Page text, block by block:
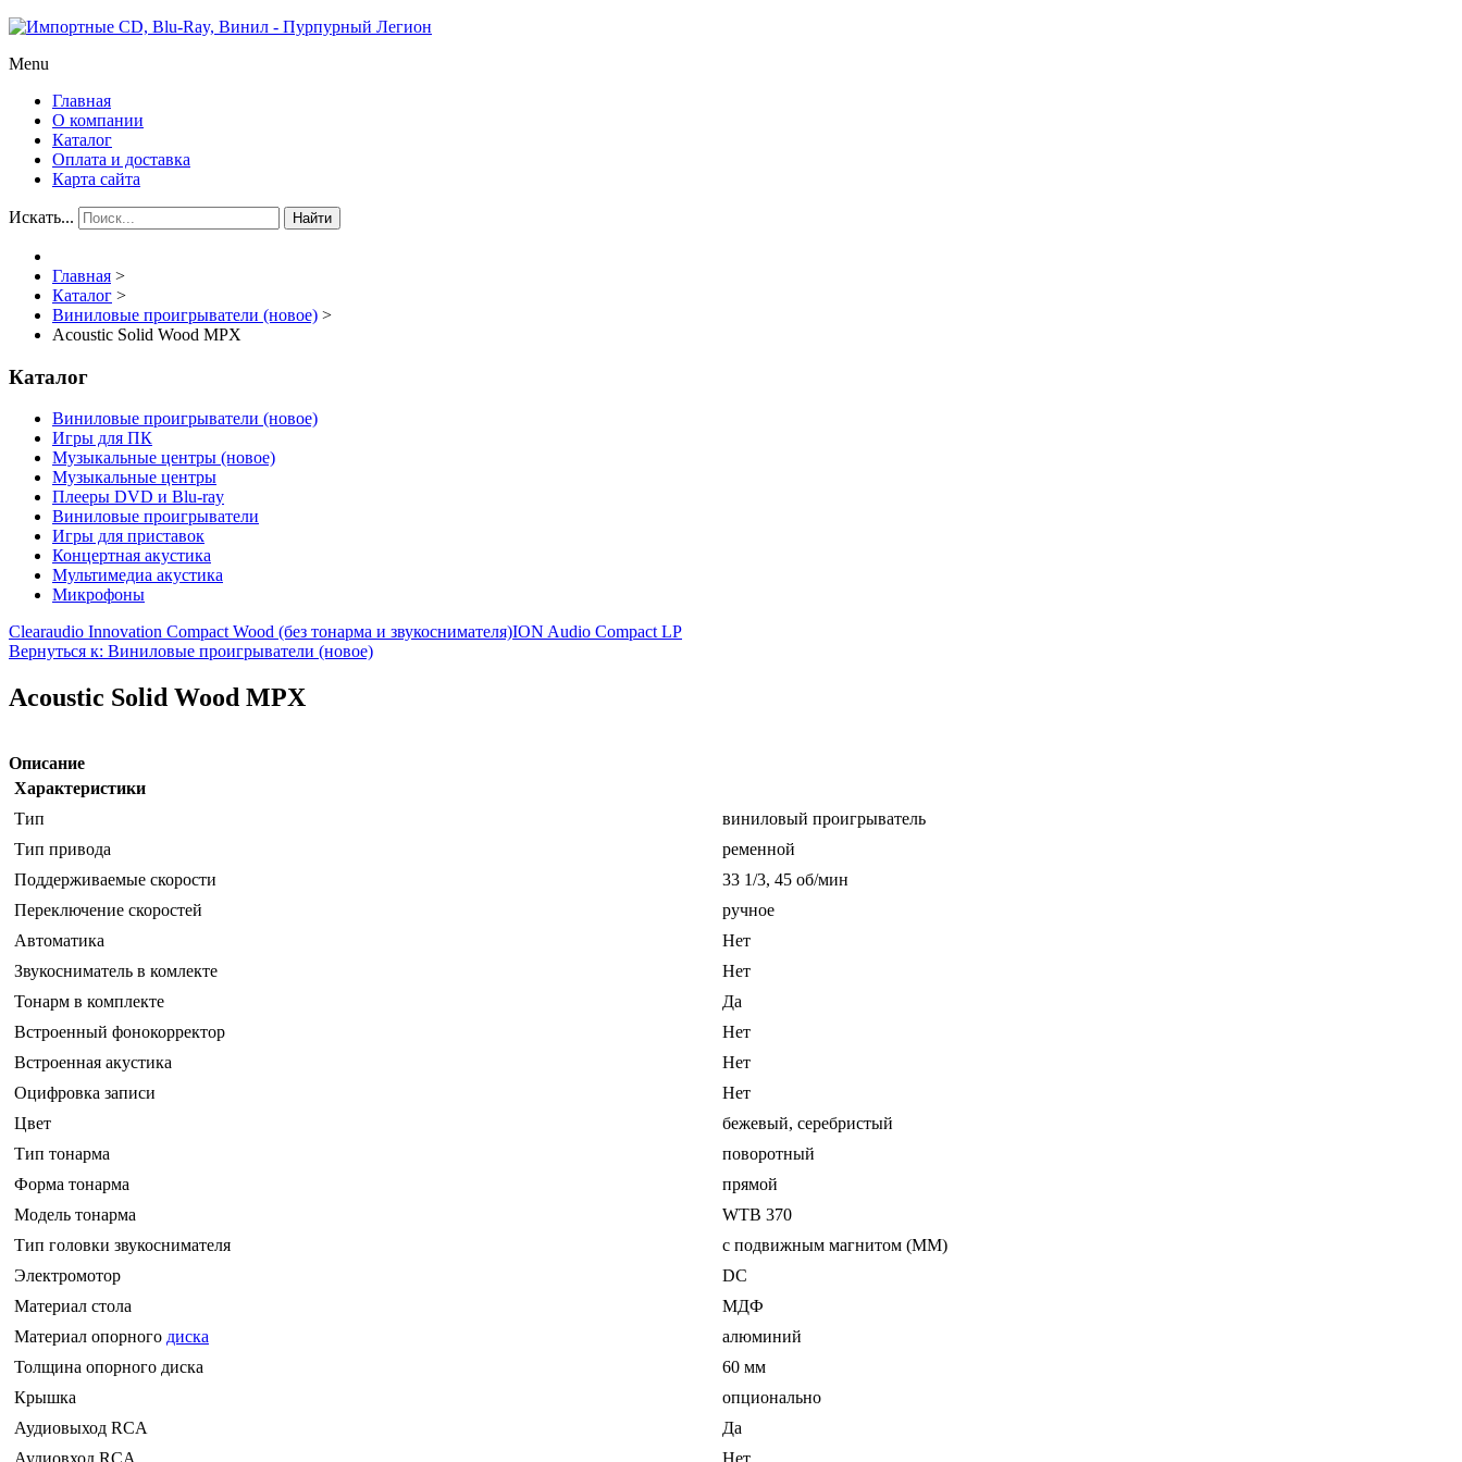
Menu
Главная
О компании
Каталог
Оплата и доставка
Карта сайта
Искать... Найти
Главная >
Каталог >
Виниловые проигрыватели (новое) >
Acoustic Solid Wood MPX
Каталог
Виниловые проигрыватели (новое)
Игры для ПК
Музыкальные центры (новое)
Музыкальные центры
Плееры DVD и Blu-ray
Виниловые проигрыватели
Игры для приставок
Концертная акустика
Мультимедиа акустика
Микрофоны
Clearaudio Innovation Compact Wood (без тонарма и звукоснимателя)ION Audio Compact LP
Вернуться к: Виниловые проигрыватели (новое)
Acoustic Solid Wood MPX
Описание
Характеристики
Тип
виниловый проигрыватель
Тип привода
ременной
Поддерживаемые скорости
33 1/3, 45 об/мин
Переключение скоростей
ручное
Автоматика
Нет
Звукосниматель в комлекте
Нет
Тонарм в комплекте
Да
Встроенный фонокорректор
Нет
Встроенная акустика
Нет
Оцифровка записи
Нет
Цвет
бежевый, серебристый
Тип тонарма
поворотный
Форма тонарма
прямой
Модель тонарма
WTB 370
Тип головки звукоснимателя
с подвижным магнитом (MM)
Электромотор
DC
Материал стола
МДФ
Материал опорного диска
алюминий
Толщина опорного диска
60 мм
Крышка
опционально
Аудиовыход RCA
Да